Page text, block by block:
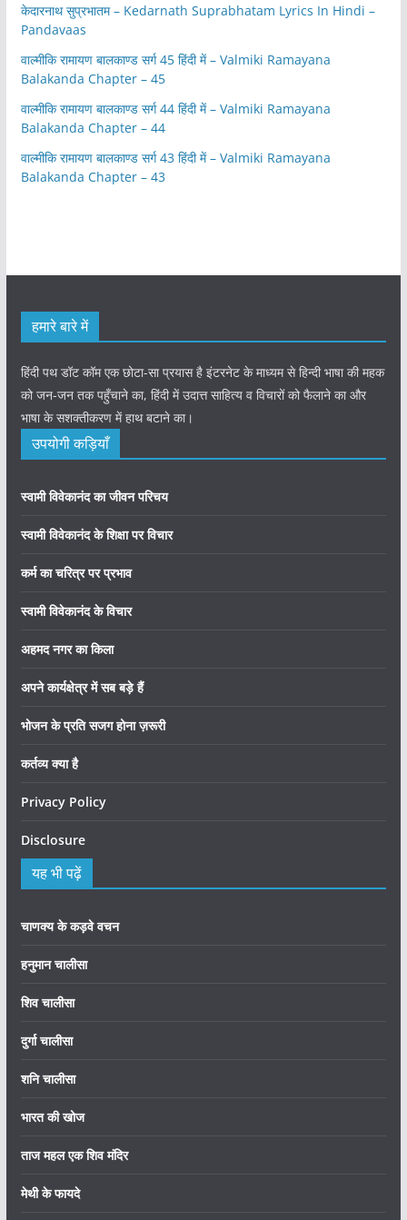
केदारनाथ सुप्रभातम – Kedarnath Suprabhatam Lyrics In Hindi –
Pandavaas
वाल्मीकि रामायण बालकाण्ड सर्ग 45 हिंदी में – Valmiki Ramayana
Balakanda Chapter – 45
वाल्मीकि रामायण बालकाण्ड सर्ग 44 हिंदी में – Valmiki Ramayana
Balakanda Chapter – 44
वाल्मीकि रामायण बालकाण्ड सर्ग 43 हिंदी में – Valmiki Ramayana
Balakanda Chapter – 43
हमारे बारे में
हिंदी पथ डॉट कॉम एक छोटा-सा प्रयास है इंटरनेट के माध्यम से हिन्दी भाषा की महक
को जन-जन तक पहुँचाने का, हिंदी में उदात्त साहित्य व विचारों को फैलाने का और
भाषा के सशक्तीकरण में हाथ बटाने का।
उपयोगी कड़ियाँ
स्वामी विवेकानंद का जीवन परिचय
स्वामी विवेकानंद के शिक्षा पर विचार
कर्म का चरित्र पर प्रभाव
स्वामी विवेकानंद के विचार
अहमद नगर का किला
अपने कार्यक्षेत्र में सब बड़े हैं
भोजन के प्रति सजग होना ज़रूरी
कर्तव्य क्या है
Privacy Policy
Disclosure
यह भी पढ़ें
चाणक्य के कड़वे वचन
हनुमान चालीसा
शिव चालीसा
दुर्गा चालीसा
शनि चालीसा
भारत की खोज
ताज महल एक शिव मंदिर
मेथी के फायदे